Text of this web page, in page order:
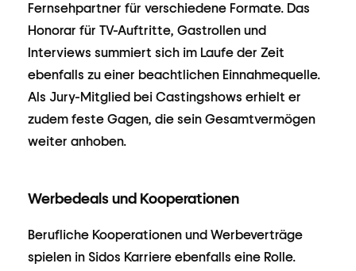
Fernsehpartner für verschiedene Formate. Das
Honorar für TV-Auftritte, Gastrollen und
Interviews summiert sich im Laufe der Zeit
ebenfalls zu einer beachtlichen Einnahmequelle.
Als Jury-Mitglied bei Castingshows erhielt er
zudem feste Gagen, die sein Gesamtvermögen
weiter anhoben.
Werbedeals und Kooperationen
Berufliche Kooperationen und Werbeverträge
spielen in Sidos Karriere ebenfalls eine Rolle.